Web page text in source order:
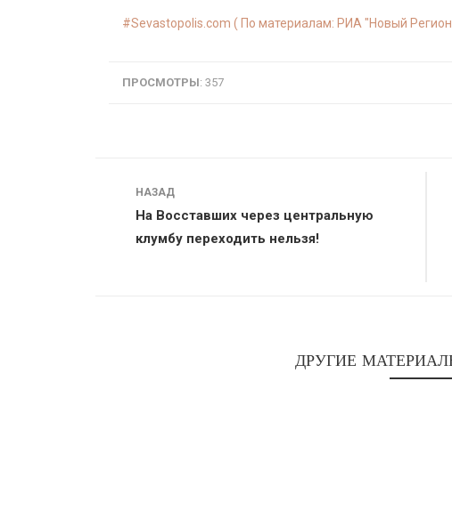
Sevastopolis.com ( По материалам: РИА "Новый
ПРОСМОТРЫ: 357
Навигация
НАЗАД
На Восставших через центральную
клумбу переходить нельзя!
ДРУГИЕ